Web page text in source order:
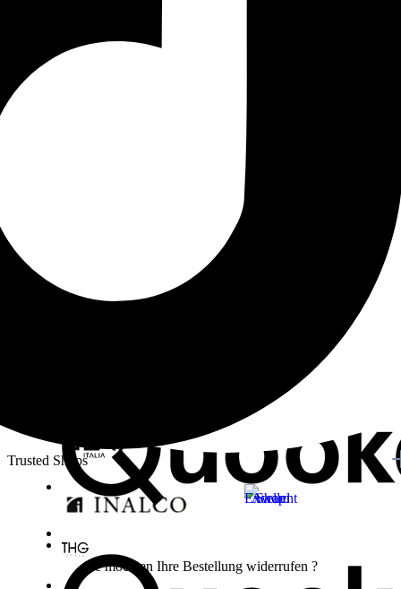
Sie möchten Ihre Bestellung widerrufen ?
Trusted Shops